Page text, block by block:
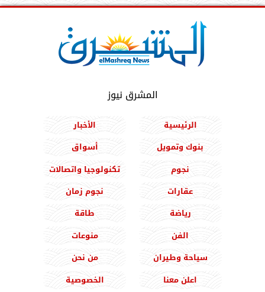
المشرق نيوز
الرئيسية
الأخبار
بنوك وتمويل
أسواق
نجوم
تكنولوجيا واتصالات
عقارات
نجوم زمان
رياضة
طاقة
الفن
منوعات
سياحة وطيران
من نحن
اعلن معنا
الخصوصية